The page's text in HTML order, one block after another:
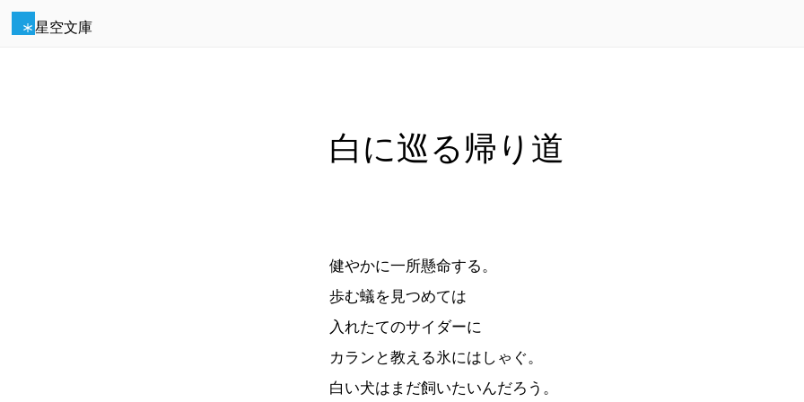
星空文庫
白に巡る帰り道
健やかに一所懸命する。
歩む蟻を見つめては
入れたてのサイダーに
カランと教える氷にはしゃぐ。
白い犬はまだ飼いたいんだろう。